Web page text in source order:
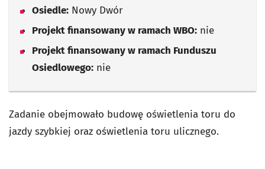
Osiedle: Nowy Dwór
Projekt finansowany w ramach WBO: nie
Projekt finansowany w ramach Funduszu
Osiedlowego: nie
Zadanie obejmowało budowę oświetlenia toru do
jazdy szybkiej oraz oświetlenia toru ulicznego.